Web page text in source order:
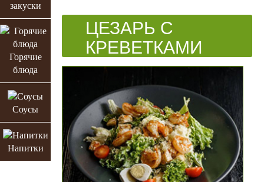
закуски
Горячие
блюда
Соусы
Напитки
ЦЕЗАРЬ С
КРЕВЕТКАМИ